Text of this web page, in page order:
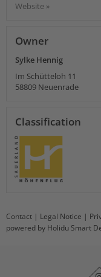
Website »
Owner
Sylke Hennig
Im Schütteloh 11
58809 Neuenrade
Classification
Contact | Legal Notice |
powered by Holidu Smart